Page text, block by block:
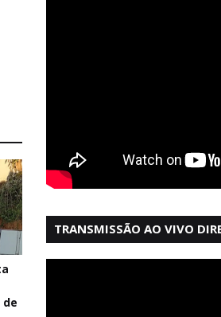
TRANSMISSÃO AO VIVO